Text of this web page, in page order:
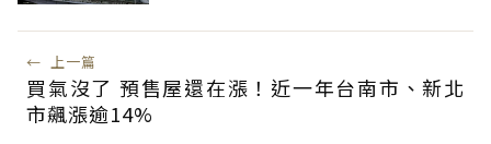
← 上一篇
買氣沒了 預售屋還在漲！近一年台南市、新北
市飆漲逾14%